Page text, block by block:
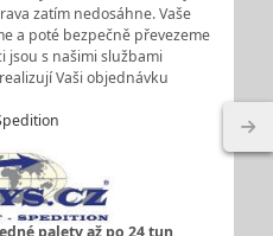
zatím nedosáhne. Vaše
a poté bezpečně převezeme
jsou s našimi službami
Vaši objednávku
palety až po 24 tun